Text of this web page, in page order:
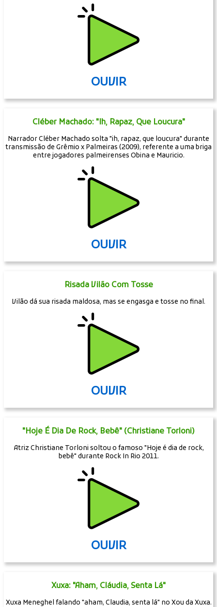
OUVIR
Cléber Machado: "Ih, Rapaz, Que Loucura"
Narrador Cléber Machado solta "ih, rapaz, que loucura" durante
transmissão de Grêmio x Palmeiras (2009), referente a uma briga
entre jogadores palmeirenses Obina e Mauricio.
OUVIR
Risada Vilão Com Tosse
Vilão dá sua risada maldosa, mas se engasga e tosse no final.
OUVIR
"Hoje É Dia De Rock, Bebê" (Christiane Torloni)
Atriz Christiane Torloni soltou o famoso "Hoje é dia de rock,
bebê" durante Rock In Rio 2011.
OUVIR
Xuxa: "Aham, Cláudia, Senta Lá"
Xuxa Meneghel falando "aham, Claudia, senta lá" no Xou da Xuxa.